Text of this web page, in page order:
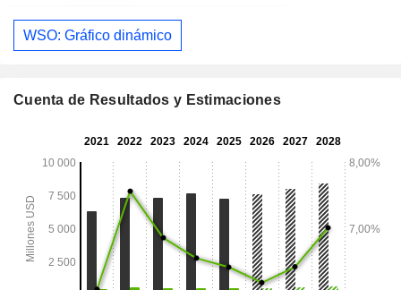
WSO: Gráfico dinámico
Cuenta de Resultados y Estimaciones